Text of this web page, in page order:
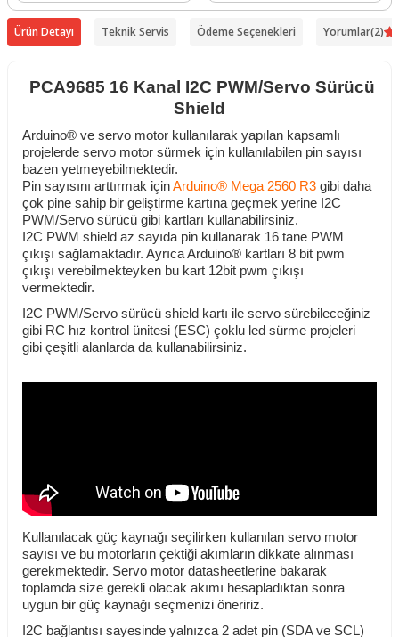
Ürün Detayı Teknik Servis Ödeme Seçenekleri Yorumlar(2)
PCA9685 16 Kanal I2C PWM/Servo Sürücü
Shield
Arduino® ve servo motor kullanılarak yapılan kapsamlı
projelerde servo motor sürmek için kullanılabilen pin sayısı
bazen yetmeyebilmektedir.
Pin sayısını arttırmak içinArduino® Mega 2560 R3 gibi daha
çok pine sahip bir geliştirme kartına geçmek yerine I2C
PWM/Servo sürücü gibi kartları kullanabilirsiniz.
I2C PWM shield az sayıda pin kullanarak 16 tane PWM
çıkışı sağlamaktadır. Ayrıca Arduino® kartları 8 bit pwm
çıkışı verebilmekteyken bu kart 12bit pwm çıkışı
vermektedir.
I2C PWM/Servo sürücü shield kartı ile servo sürebileceğiniz
gibi RC hız kontrol ünitesi (ESC) çoklu led sürme projeleri
gibi çeşitli alanlarda da kullanabilirsiniz.
Kullanılacak güç kaynağı seçilirken kullanılan servo motor
sayısı ve bu motorların çektiği akımların dikkate alınması
gerekmektedir. Servo motor datasheetlerine bakarak
toplamda size gerekli olacak akımı hesapladıktan sonra
uygun bir güç kaynağı seçmenizi öneririz.
I2C bağlantısı sayesinde yalnızca 2 adet pin (SDA ve SCL)